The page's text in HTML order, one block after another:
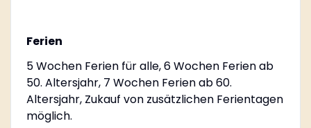
Ferien
5 Wochen Ferien für alle, 6 Wochen Ferien ab
50. Altersjahr, 7 Wochen Ferien ab 60.
Altersjahr, Zukauf von zusätzlichen Ferientagen
möglich.